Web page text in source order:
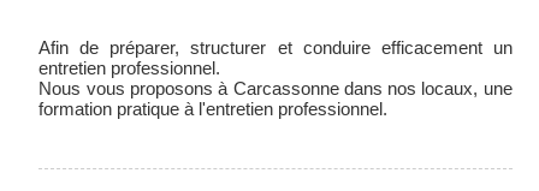
Afin de préparer, structurer et conduire efficacement un
entretien professionnel.
Nous vous proposons à Carcassonne dans nos locaux, une
formation pratique à l'entretien professionnel.